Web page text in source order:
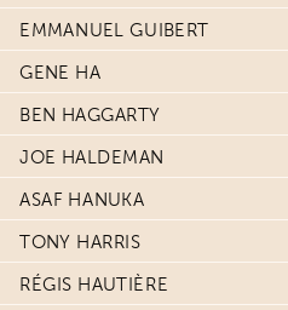
EMMANUEL GUIBERT
GENE HA
BEN HAGGARTY
JOE HALDEMAN
ASAF HANUKA
TONY HARRIS
RÉGIS HAUTIÈRE